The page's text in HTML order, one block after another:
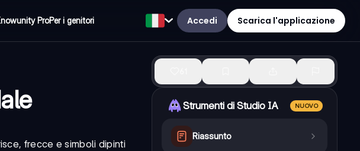
ProPer i genitori Accedi Scarica l'applicazione
frecce e simboli dipinti
Strumenti di Studio IA NUOVO
Riassunto